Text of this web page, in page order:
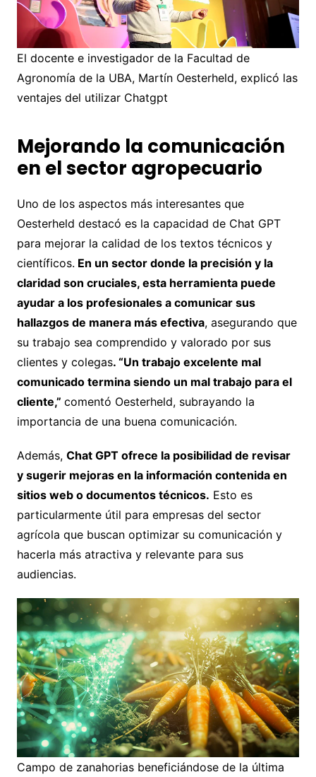
El docente e investigador de la Facultad de
Agronomía de la UBA, Martín Oesterheld, explicó las
ventajes del utilizar Chatgpt
Mejorando la comunicación
en el sector agropecuario
Uno de los aspectos más interesantes que
Oesterheld destacó es la capacidad de Chat GPT
para mejorar la calidad de los textos técnicos y
científicos. En un sector donde la precisión y la
claridad son cruciales, esta herramienta puede
ayudar a los profesionales a comunicar sus
hallazgos de manera más efectiva, asegurando que
su trabajo sea comprendido y valorado por sus
clientes y colegas. “Un trabajo excelente mal
comunicado termina siendo un mal trabajo para el
cliente,” comentó Oesterheld, subrayando la
importancia de una buena comunicación.
Además, Chat GPT ofrece la posibilidad de revisar
y sugerir mejoras en la información contenida en
sitios web o documentos técnicos. Esto es
particularmente útil para empresas del sector
agrícola que buscan optimizar su comunicación y
hacerla más atractiva y relevante para sus
audiencias.
Campo de zanahorias beneficiándose de la última